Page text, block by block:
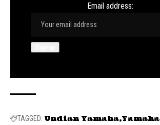
Email address:
TAGGED: Undian Yamaha Yamaha